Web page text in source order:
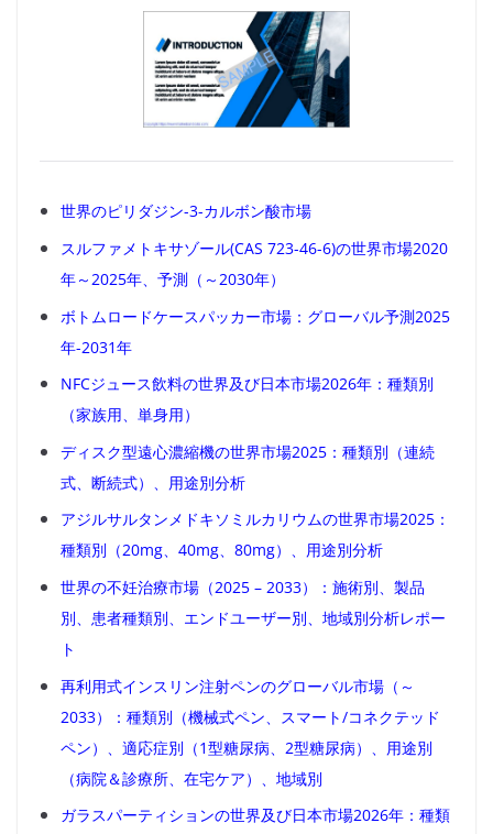
世界のピリダジン-3-カルボン酸市場
スルファメトキサゾール(CAS 723-46-6)の世界市場2020
年～2025年、予測（～2030年）
ボトムロードケースパッカー市場：グローバル予測2025
年-2031年
NFCジュース飲料の世界及び日本市場2026年：種類別
（家族用、単身用）
ディスク型遠心濃縮機の世界市場2025：種類別（連続
式、断続式）、用途別分析
アジルサルタンメドキソミルカリウムの世界市場2025：
種類別（20mg、40mg、80mg）、用途別分析
世界の不妊治療市場（2025 – 2033）：施術別、製品
別、患者種類別、エンドユーザー別、地域別分析レポー
ト
再利用式インスリン注射ペンのグローバル市場（～
2033）：種類別（機械式ペン、スマート/コネクテッド
ペン）、適応症別（1型糖尿病、2型糖尿病）、用途別
（病院＆診療所、在宅ケア）、地域別
ガラスパーティションの世界及び日本市場2026年：種類